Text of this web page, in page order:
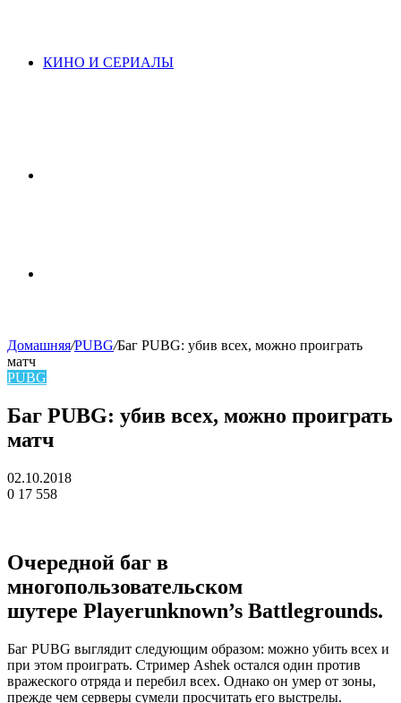
КИНО И СЕРИАЛЫ
skin
Домашняя/PUBG/Баг PUBG: убив всех, можно проиграть
матч
PUBG
Баг PUBG: убив всех, можно проиграть
матч
02.10.2018
0 17 558
Очередной баг в
многопользовательском
шутере Playerunknown’s Battlegrounds.
Баг PUBG выглядит следующим образом: можно убить всех и
при этом проиграть. Стример Ashek остался один против
вражеского отряда и перебил всех. Однако он умер от зоны,
прежде чем серверы сумели просчитать его выстрелы.